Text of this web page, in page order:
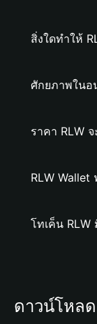
สิ่งใดทำให้
ศักยภาพในอ
ราคา RLW
RLW Wallet
โทเค็น RLW
ดาวน์โหล